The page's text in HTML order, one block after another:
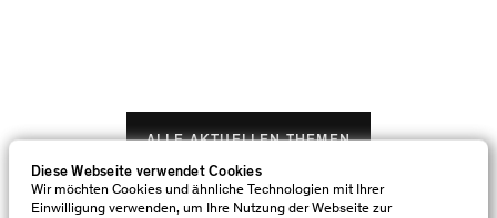
Diese Webseite verwendet Cookies
Wir möchten Cookies und ähnliche Technologien mit Ihrer
Einwilligung verwenden, um Ihre Nutzung der Webseite zur
ALLE AKTUELLEN THEMEN